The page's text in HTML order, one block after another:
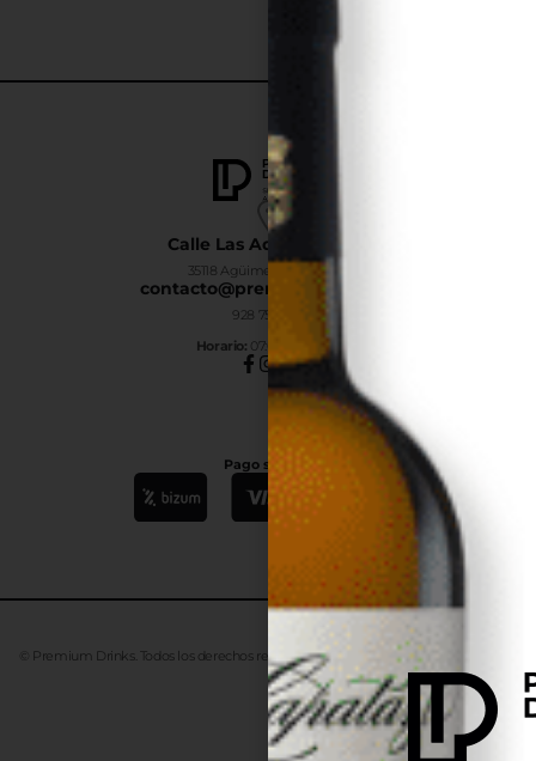
Calle Las Adelfas Nº6-B
35118 Agüimes, Las Palmas
contacto@premiumdrinks.es
928 754 363
Horario: 07:00h a 15:00h
Pago seguro
© Premium Drinks. Todos los derechos reservados. Desarrollado Advanze